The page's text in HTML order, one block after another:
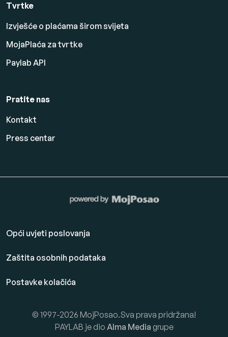
Tvrtke
Izvješće o plaćama širom svijeta
MojaPlaća za tvrtke
Paylab API
Pratite nas
Kontakt
Press centar
Opći uvjeti poslovanja
Zaštita osobnih podataka
Postavke kolačića
© 1997-2026 MojPosao.Sva prava pridržana!
PAYLAB je dio Alma Media grupe